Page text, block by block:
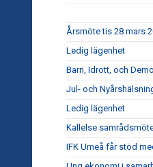
Årsmöte tis 28 mars
Ledig lägenhet
Barn, Idrott, och
Jul- och
Ledig lägenhet
Kallelse
IFK Umeå får stöd